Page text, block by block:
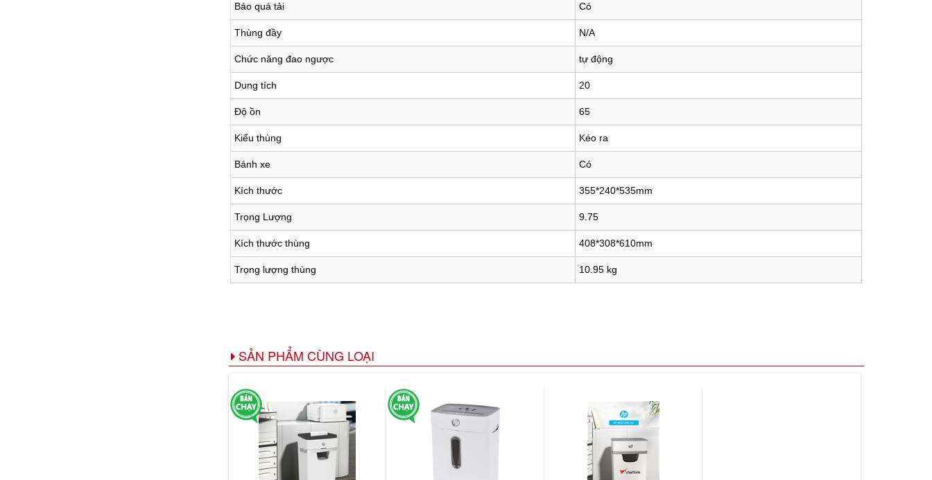
Báo quá tải Có
Thùng đầy N/A
Chức năng đao ngược tự động
Dung tích 20
Độ ồn 65
Kiểu thùng Kéo ra
Bánh xe Có
Kích thước 355*240*535mm
Trọng Lượng 9.75
Kích thước thùng 408*308*610mm
Trọng lượng thùng 10.95 kg
SẢN PHẨM CÙNG LOẠI